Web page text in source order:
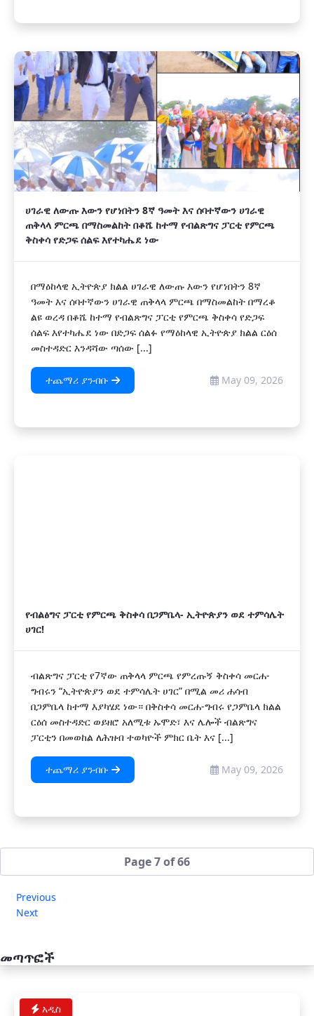
ሀገራዊ ለውጡ እውን የሆነበትን 8ኛ ዓመት እና ሰባተኛውን ሀገራዊ
ጠቅላላ ምርጫ በማስመልከት በቆሼ ከተማ የብልጽግና ፓርቲ የምርጫ
ቅስቀሳ የድጋፍ ሰልፍ እየተካሔደ ነው
በማዕከላዊ ኢትዮጵያ ክልል ሀገራዊ ለውጡ እውን የሆነበትን 8ኛ
ዓመት እና ሰባተኛውን ሀገራዊ ጠቅላላ ምርጫ በማስመልከት በማረቆ
ልዩ ወረዳ በቆሼ ከተማ የብልጽግና ፓርቲ የምርጫ ቅስቀሳ የድጋፍ
ሰልፍ እየተካሔደ ነው በድጋፍ ሰልፉ የማዕከላዊ ኢትዮጵያ ክልል ርዕሰ
መስተዳድር እንዳሻው ጣሰው [...]
ተጨማሪ ያንብቡ May 09, 2026
የብልፅግና ፓርቲ የምርጫ ቅስቀሳ በጋምቤላ- ኢትዮጵያን ወደ ተምሳሌት
ሀገር!
ብልጽግና ፓርቲ የ7ኛው ጠቅላላ ምርጫ የምረጡኝ ቅስቀሳ መርሐ-
ግብሩን “ኢትዮጵያን ወደ ተምሳሌት ሀገር” በሚል መሪ ሐሳብ
በጋምቤላ ከተማ እያካሄደ ነው። በቅስቀሳ መርሐ-ግብሩ የጋምቤላ ክልል
ርዕሰ መስተዳድር ወይዘሮ አለሚቱ ኡሞድ፣ እና ሌሎች ብልጽግና
ፓርቲን በመወከል ለሕዝብ ተወካዮች ምክር ቤት እና [...]
ተጨማሪ ያንብቡ May 09, 2026
Page 7 of 66
Previous
Next
መጣጥፎች
አዲስ